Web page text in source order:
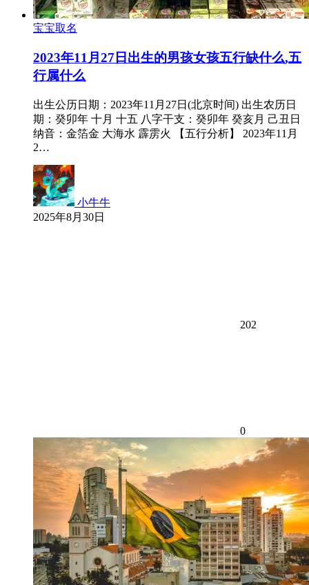
宝宝取名
2023年11月27日出生的男孩女孩五行缺什么,五
行属什么
出生公历日期：2023年11月27日(北京时间) 出生农历日
期：癸卯年 十月 十五 八字干支：癸卯年 癸亥月 己丑日
纳音：金箔金 大海水 霹雳火 【五行分析】 2023年11月
2…
小牛牛
2025年8月30日
202
0